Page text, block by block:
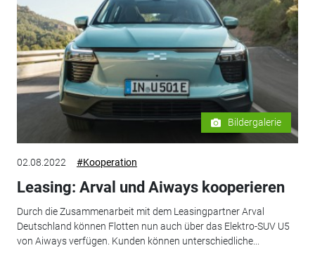
Bildergalerie
02.08.2022 #Kooperation
Leasing: Arval und Aiways kooperieren
Durch die Zusammenarbeit mit dem Leasingpartner Arval
Deutschland können Flotten nun auch über das Elektro-SUV U5
von Aiways verfügen. Kunden können unterschiedliche...